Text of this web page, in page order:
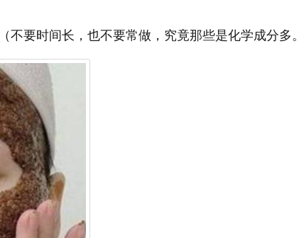
不要时间长，也不要常做，究竟那些是化学成分多